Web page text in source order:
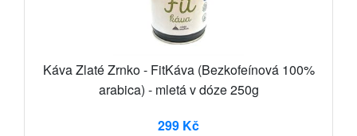
Káva Zlaté Zrnko - FitKáva (Bezkofeínová 100%
arabica) - mletá v dóze 250g
299 Kč